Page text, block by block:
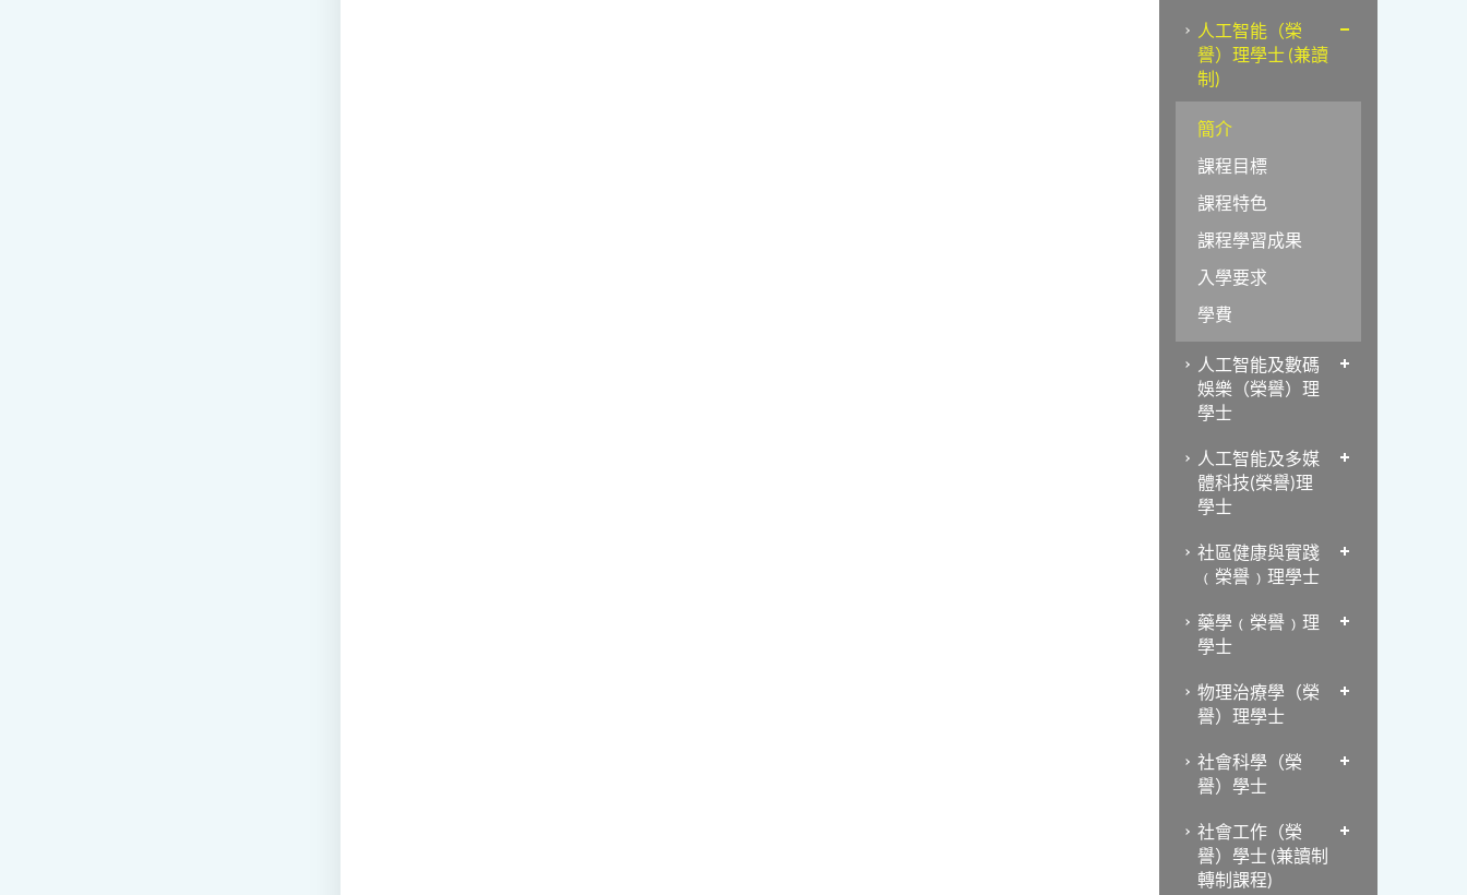
人工智能（榮
譽）理學士 (兼讀
制)
簡介
課程目標
課程特色
課程學習成果
入學要求
學費
人工智能及數碼
娛樂（榮譽）理
學士
人工智能及多媒
體科技(榮譽)理
學士
社區健康與實踐
﹙榮譽﹚理學士
藥學﹙榮譽﹚理
學士
物理治療學（榮
譽）理學士
社會科學（榮
譽）學士
社會工作（榮
譽）學士 (兼讀制
轉制課程)